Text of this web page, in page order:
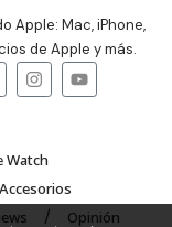
Apple: Mac, iPhone,
de Apple y más.
Watch
Accesorios
Opinión